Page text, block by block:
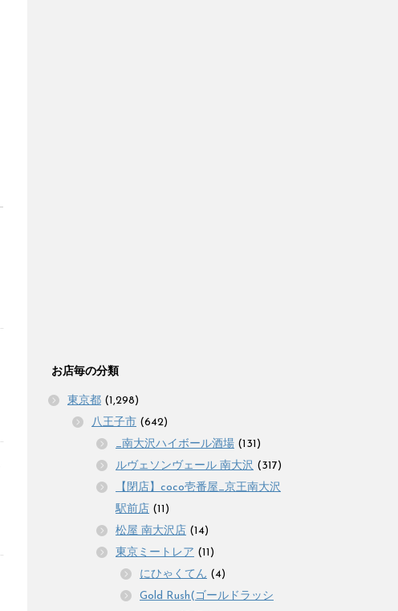
お店毎の分類
東京都 (1,298)
八王子市 (642)
_南大沢ハイボール酒場 (131)
ルヴェソンヴェール 南大沢 (317)
【閉店】coco壱番屋_京王南大沢
駅前店 (11)
松屋 南大沢店 (14)
東京ミートレア (11)
にひゃくてん (4)
Gold Rush(ゴールドラッシ